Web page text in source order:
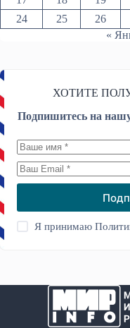
24
25 26
«
ХОТИТЕ
Подпишитесь на
Я принимаю